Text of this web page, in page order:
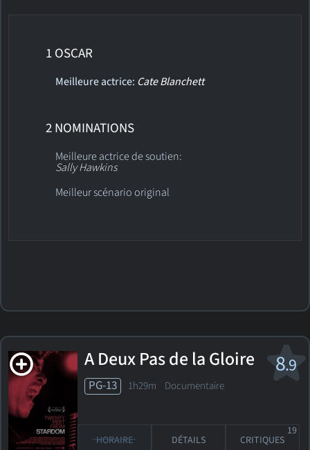
1 OSCAR
Meilleure actrice: Cate Blanchett
2 NOMINATIONS
Meilleure actrice de soutien:
Sally Hawkins
Meilleur scénario original
8.9
A Deux Pas de la Gloire
PG-13 1h29m Documentaire
HORAIRE DÉTAILS CRITIQUES
19